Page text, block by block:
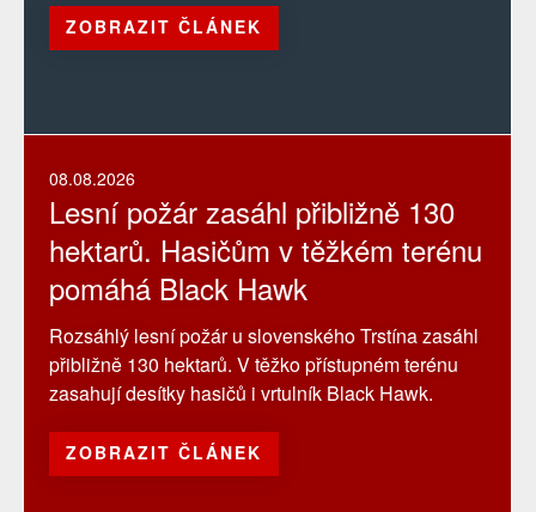
ZOBRAZIT ČLÁNEK
08.08.2026
Lesní požár zasáhl přibližně 130
hektarů. Hasičům v těžkém terénu
pomáhá Black Hawk
Rozsáhlý lesní požár u slovenského Trstína zasáhl
přibližně 130 hektarů. V těžko přístupném terénu
zasahují desítky hasičů i vrtulník Black Hawk.
ZOBRAZIT ČLÁNEK